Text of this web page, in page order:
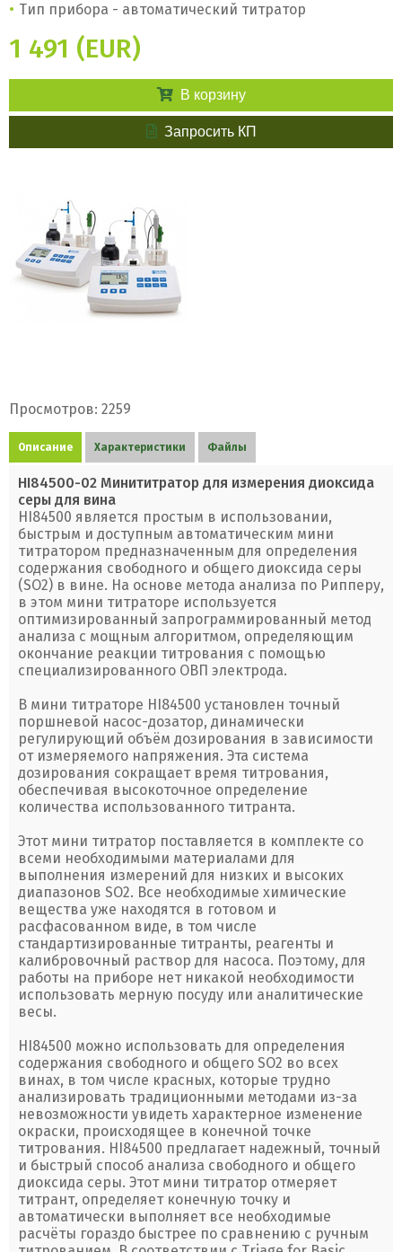
Тип прибора - автоматический титратор
1 491 (EUR)
В корзину
Запросить КП
Просмотров: 2259
Описание Характеристики Файлы
HI84500-02 Минититратор для измерения диоксида
серы для вина
HI84500 является простым в использовании,
быстрым и доступным автоматическим мини
титратором предназначенным для определения
содержания свободного и общего диоксида серы
(SO2) в вине. На основе метода анализа по Рипперу,
в этом мини титраторе используется
оптимизированный запрограммированный метод
анализа с мощным алгоритмом, определяющим
окончание реакции титрования с помощью
специализированного ОВП электрода.
В мини титраторе HI84500 установлен точный
поршневой насос-дозатор, динамически
регулирующий объём дозирования в зависимости
от измеряемого напряжения. Эта система
дозирования сокращает время титрования,
обеспечивая высокоточное определение
количества использованного титранта.
Этот мини титратор поставляется в комплекте со
всеми необходимыми материалами для
выполнения измерений для низких и высоких
диапазонов SO2. Все необходимые химические
вещества уже находятся в готовом и
расфасованном виде, в том числе
стандартизированные титранты, реагенты и
калибровочный раствор для насоса. Поэтому, для
работы на приборе нет никакой необходимости
использовать мерную посуду или аналитические
весы.
HI84500 можно использовать для определения
содержания свободного и общего SO2 во всех
винах, в том числе красных, которые трудно
анализировать традиционными методами из-за
невозможности увидеть характерное изменение
окраски, происходящее в конечной точке
титрования. HI84500 предлагает надежный, точный
и быстрый способ анализа свободного и общего
диоксида серы. Этот мини титратор отмеряет
титрант, определяет конечную точку и
автоматически выполняет все необходимые
расчёты гораздо быстрее по сравнению с ручным